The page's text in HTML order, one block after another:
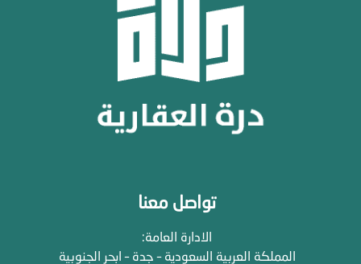
تواصل معنا
الادارة العامة:
المملكة العربية السعودية – جدة – ابحر الجنوبية